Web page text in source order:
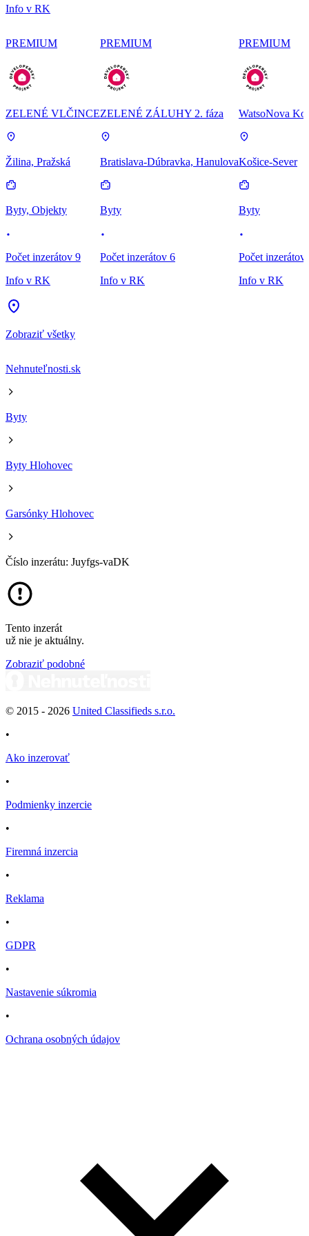
Info v RK
PREMIUM
ZELENÉ VLČINCE
Žilina, Pražská
Byty, Objekty
Počet inzerátov 9
Info v RK
PREMIUM
ZELENÉ ZÁLUHY 2. fáza
Bratislava-Dúbravka, Hanulova
Byty
Počet inzerátov 6
Info v RK
PREMIUM
WatsoNova
Košice-Sever
Byty
Počet inzerátov
Info v RK
Zobraziť všetky
Nehnuteľnosti.sk
Byty
Byty Hlohovec
Garsónky Hlohovec
Číslo inzerátu: Juyfgs-vaDK
Tento inzerát
už nie je aktuálny.
Zobraziť podobné
© 2015 - 2026 United Classifieds s.r.o.
•
Ako inzerovať
•
Podmienky inzercie
•
Firemná inzercia
•
Reklama
•
GDPR
•
Nastavenie súkromia
•
Ochrana osobných údajov